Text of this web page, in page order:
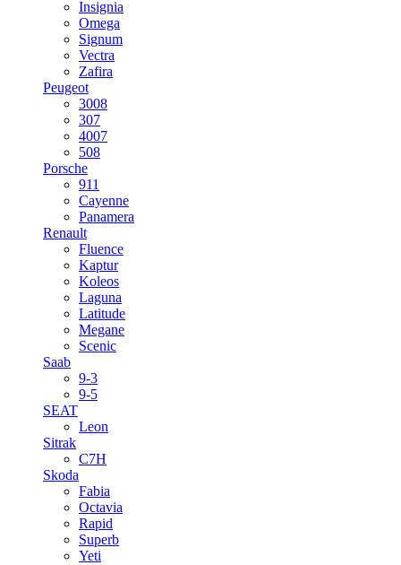
Insignia
Omega
Signum
Vectra
Zafira
Peugeot
3008
307
4007
508
Porsche
911
Cayenne
Panamera
Renault
Fluence
Kaptur
Koleos
Laguna
Latitude
Megane
Scenic
Saab
9-3
9-5
SEAT
Leon
Sitrak
C7H
Skoda
Fabia
Octavia
Rapid
Superb
Yeti